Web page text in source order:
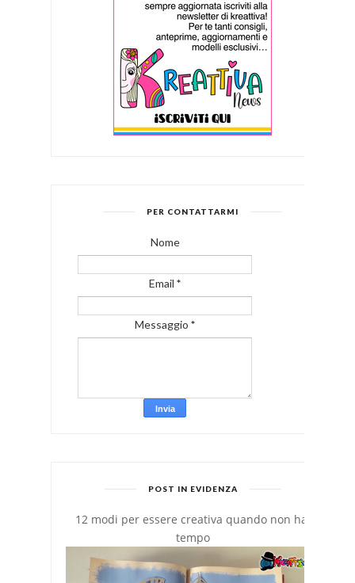
PER CONTATTARMI
Nome
Email *
Messaggio *
POST IN EVIDENZA
12 modi per essere creativa quando non hai
tempo